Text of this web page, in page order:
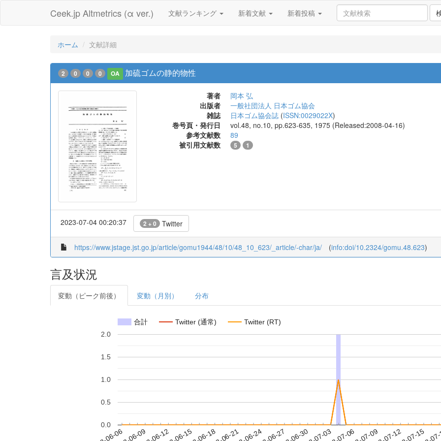
Ceek.jp Altmetrics (α ver.) 文献ランキング 新着文献 新着投稿
ホーム 文献詳細
2 0 0 0 OA 加硫ゴムの静的物性
著者
岡本 弘
出版者
一般社団法人 日本ゴム協会
雑誌
日本ゴム協会誌 (ISSN:0029022X)
巻号頁・発行日
vol.48, no.10, pp.623-635, 1975 (Released:2008-04-16)
参考文献数
89
被引用文献数
5 1
2023-07-04 00:20:37 2 + 0 Twitter
https://www.jstage.jst.go.jp/article/gomu1944/48/10/48_10_623/_article/-char/ja/ (info:doi/10.2324/gomu.48.623)
言及状況
変動（ピーク前後） 変動（月別） 分布
合計 Twitter (通常) Twitter (RT)
0.0
0.5
1.0
1.5
2.0